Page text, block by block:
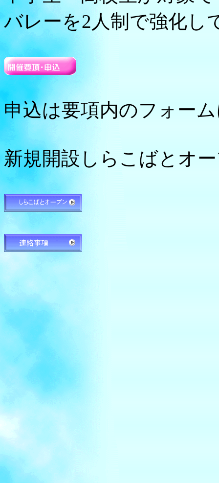
バレーを2人制で強化し
申込は要項内のフォー
新規開設しらこばとオ